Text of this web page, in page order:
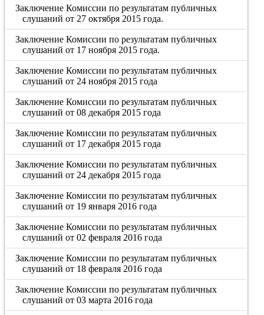
Заключение Комиссии по результатам публичных
слушаний от 27 октября 2015 года.
Заключение Комиссии по результатам публичных
слушаний от 17 ноября 2015 года.
Заключение Комиссии по результатам публичных
слушаний от 24 ноября 2015 года
Заключение Комиссии по результатам публичных
слушаний от 08 декабря 2015 года
Заключение Комиссии по результатам публичных
слушаний от 17 декабря 2015 года
Заключение Комиссии по результатам публичных
слушаний от 24 декабря 2015 года
Заключение Комиссии по результатам публичных
слушаний от 19 января 2016 года
Заключение Комиссии по результатам публичных
слушаний от 02 февраля 2016 года
Заключение Комиссии по результатам публичных
слушаний от 18 февраля 2016 года
Заключение Комиссии по результатам публичных
слушаний от 03 марта 2016 года